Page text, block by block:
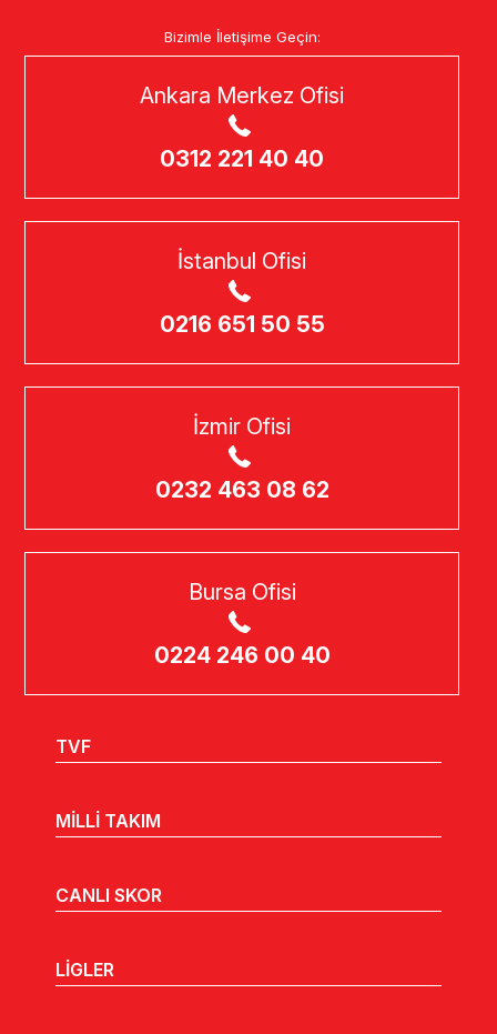
Bizimle İletişime Geçin:
Ankara Merkez Ofisi
0312 221 40 40
İstanbul Ofisi
0216 651 50 55
İzmir Ofisi
0232 463 08 62
Bursa Ofisi
0224 246 00 40
TVF
MİLLİ TAKIM
CANLI SKOR
LİGLER